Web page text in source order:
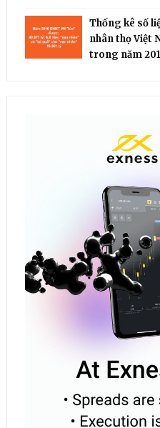
Thống kê số
nhân thọ Việt
trong năm